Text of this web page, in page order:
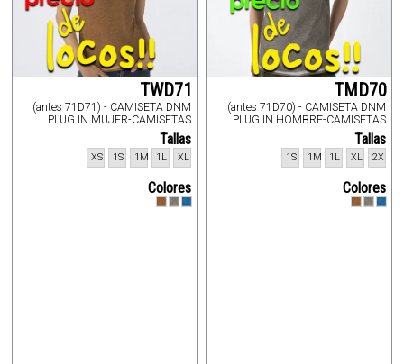
TWD71
(antes 71D71) - CAMISETA DNM
PLUG IN MUJER-CAMISETAS
Tallas
XL
1L
1M
1S
XS
Colores
TMD70
(antes 71D70) - CAMISETA DNM
PLUG IN HOMBRE-CAMISETAS
Tallas
2X
XL
1L
1M
1S
Colores